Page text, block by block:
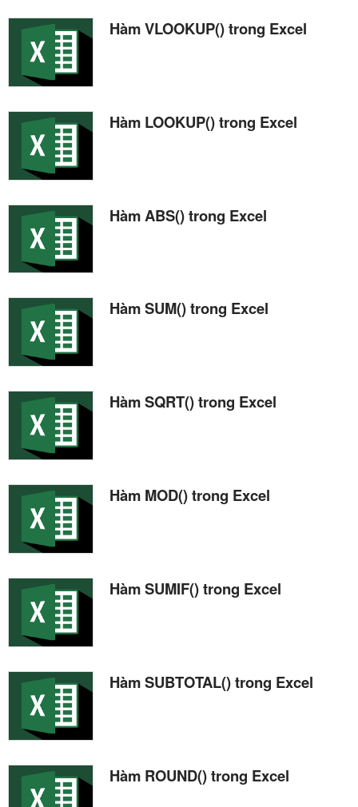
Hàm VLOOKUP() trong Excel
Hàm LOOKUP() trong Excel
Hàm ABS() trong Excel
Hàm SUM() trong Excel
Hàm SQRT() trong Excel
Hàm MOD() trong Excel
Hàm SUMIF() trong Excel
Hàm SUBTOTAL() trong Excel
Hàm ROUND() trong Excel